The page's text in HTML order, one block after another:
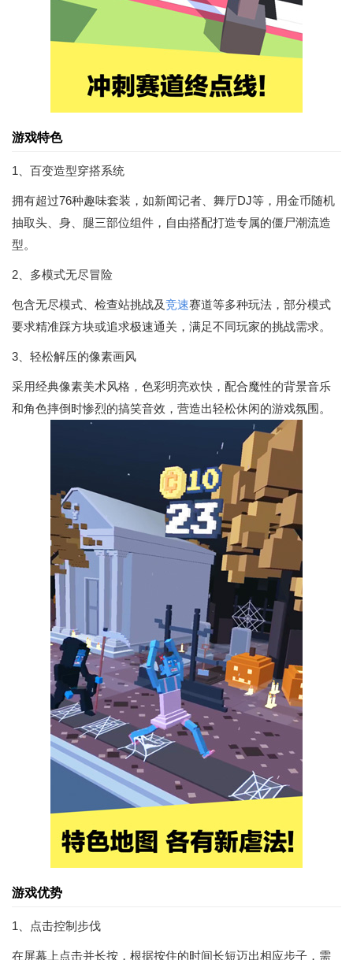
游戏特色
1、百变造型穿搭系统
拥有超过76种趣味套装，如新闻记者、舞厅DJ等，用金币随机
抽取头、身、腿三部位组件，自由搭配打造专属的僵尸潮流造
型。
2、多模式无尽冒险
包含无尽模式、检查站挑战及竞速赛道等多种玩法，部分模式
要求精准踩方块或追求极速通关，满足不同玩家的挑战需求。
3、轻松解压的像素画风
采用经典像素美术风格，色彩明亮欢快，配合魔性的背景音乐
和角色摔倒时惨烈的搞笑音效，营造出轻松休闲的游戏氛围。
游戏优势
1、点击控制步伐
在屏幕上点击并长按，根据按住的时间长短迈出相应步子，需